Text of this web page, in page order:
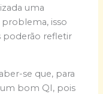
uma
isso
poderão refletir
se que, para
bom QI, pois